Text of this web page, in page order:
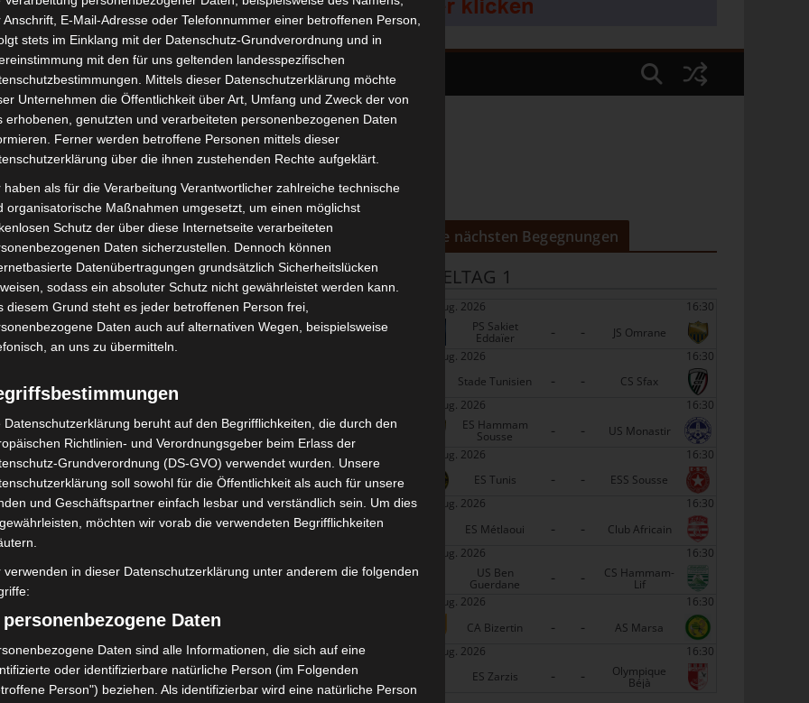
STADIEN IMPRESSUM
de Zarzis (ESZ) – Club Africain Tunis (CA)
2025-14:00
2024/2025
| Spieltag 19
0-0
:0 Club Africain Tunis (CA)
Stade Jlidi Zarzis
52'
Die nächsten Begegnungen
SPIELTAG 1
22 Aug. 2026
16:30
PS Sakiet
Eddaïer - -
JS Omrane
22 Aug. 2026
16:30
Stade Tunisien
- -
CS Sfax
22 Aug. 2026
16:30
ES Hammam
Sousse - -
US Monastir
22 Aug. 2026
16:30
ES Tunis
- -
ESS Sousse
22 Aug. 2026
16:30
ES Métlaoui
- -
Club Africain
22 Aug. 2026
16:30
US Ben
Guerdane - - CS Hammam-
Lif
22 Aug. 2026
16:30
CA Bizertin
- -
AS Marsa
22 Aug. 2026
16:30
ES Zarzis
- - Olympique
Béjà
Anschrift, E-Mail-Adresse oder Telefonnummer einer betroffenen Person,
stets im Einklang mit der Datenschutz-Grundverordnung und in
mit den für uns geltenden landesspezifischen
Mittels dieser Datenschutzerklärung möchte
Unternehmen die Öffentlichkeit über Art, Umfang und Zweck der von
erhobenen, genutzten und verarbeiteten personenbezogenen Daten
Ferner werden betroffene Personen mittels dieser
über die ihnen zustehenden Rechte aufgeklärt.
haben als für die Verarbeitung Verantwortlicher zahlreiche technische
organisatorische Maßnahmen umgesetzt, um einen möglichst
Schutz der über diese Internetseite verarbeiteten
Daten sicherzustellen. Dennoch können
Datenübertragungen grundsätzlich Sicherheitslücken
sodass ein absoluter Schutz nicht gewährleistet werden kann.
diesem Grund steht es jeder betroffenen Person frei,
Daten auch auf alternativen Wegen, beispielsweise
an uns zu übermitteln.
Datenschutzerklärung beruht auf den Begrifflichkeiten, die durch den
Richtlinien- und Verordnungsgeber beim Erlass der
Grundverordnung (DS-GVO) verwendet wurden. Unsere
soll sowohl für die Öffentlichkeit als auch für unsere
und Geschäftspartner einfach lesbar und verständlich sein. Um dies
möchten wir vorab die verwendeten Begrifflichkeiten
verwenden in dieser Datenschutzerklärung unter anderem die folgenden
personenbezogene Daten
Daten sind alle Informationen, die sich auf eine
oder identifizierbare natürliche Person (im Folgenden
Person") beziehen. Als identifizierbar wird eine natürliche Person